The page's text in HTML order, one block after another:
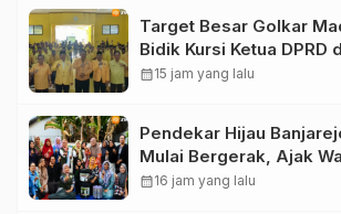
Target Besar Golkar
Bidik Kursi Ketua DPRD
Hari Wuryanto
calendar_month15 jam yang lalu
Pendekar Hijau
Mulai Bergerak, Ajak
Sampah dari Rumah
calendar_month16 jam yang lalu